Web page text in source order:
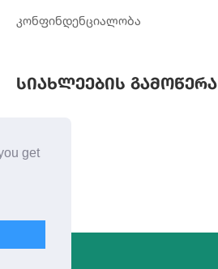
კონფინდენციალობა
სიახლეების გამოწერა
get